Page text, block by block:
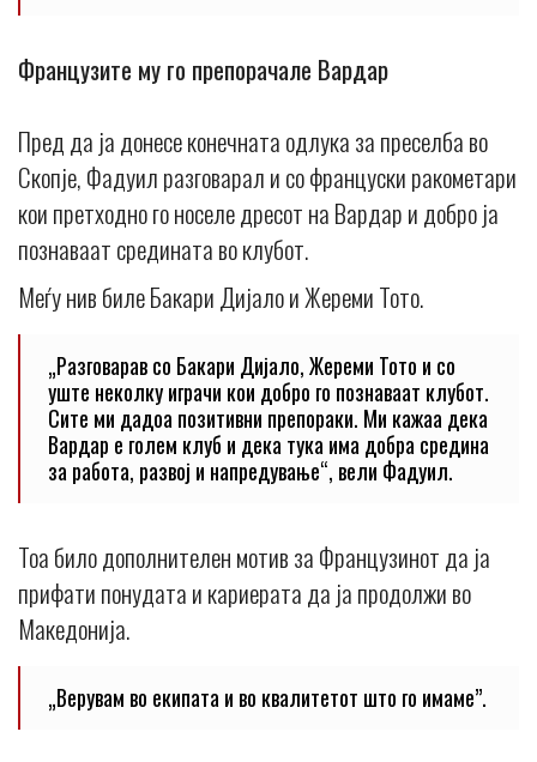
Французите му го препорачале Вардар
Пред да ја донесе конечната одлука за преселба во
Скопје, Фадуил разговарал и со француски ракометари
кои претходно го носеле дресот на Вардар и добро ја
познаваат средината во клубот.
Меѓу нив биле Бакари Дијало и Жереми Тото.
„Разговарав со Бакари Дијало, Жереми Тото и со
уште неколку играчи кои добро го познаваат клубот.
Сите ми дадоа позитивни препораки. Ми кажаа дека
Вардар е голем клуб и дека тука има добра средина
за работа, развој и напредување“, вели Фадуил.
Тоа било дополнителен мотив за Французинот да ја
прифати понудата и кариерата да ја продолжи во
Македонија.
„Верувам во екипата и во квалитетот што го имаме”.